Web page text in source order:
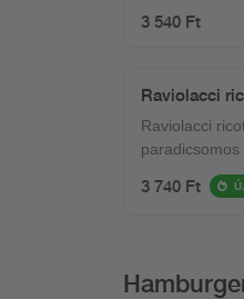
3 540 Ft
Raviolacci
Raviolacci
3 740 Ft